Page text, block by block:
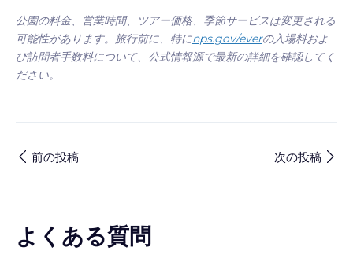
公園の料金、営業時間、ツアー価格、季節サービスは変更される
可能性があります。旅行前に、特にnps.gov/everの入場料およ
び訪問者手数料について、公式情報源で最新の詳細を確認してく
ださい。
前の投稿 次の投稿
よくある質問